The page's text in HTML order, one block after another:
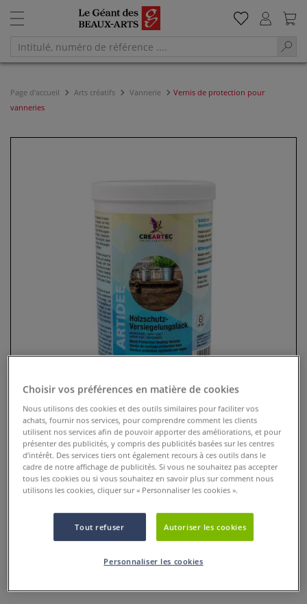
Page d'accueil Arts créatifs Vannerie
Vernis de protection pour
vanneries
Vernis de protection pour
vanneries
0 Commentaires
spécialement conçu pour protéger les créations de
Choisir vos préférences en matière de cookies
Nous utilisons des cookies et des outils similaires pour faciliter vos
achats, fournir nos services, pour comprendre comment les clients
utilisent nos services afin de pouvoir apporter des améliorations, et pour
présenter des publicités, y compris des publicités basées sur les centres
d’intérêt. Des services tiers ont également recours à ces outils dans le
cadre de notre affichage de publicités. Si vous ne souhaitez pas accepter
tous les cookies ou si vous souhaitez en savoir plus sur comment nous
utilisons les cookies, cliquer sur « Personnaliser les cookies ».
Tout refuser Autoriser les cookies
Personnaliser les cookies